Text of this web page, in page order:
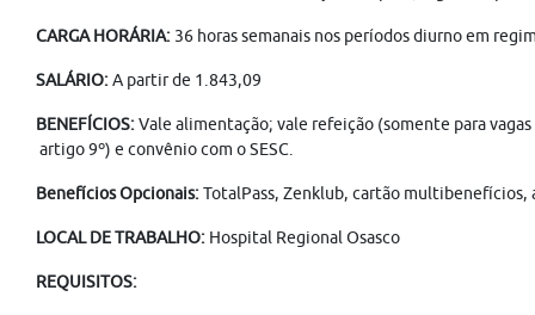
CARGA HORÁRIA: 36 horas semanais nos períodos diurno em
SALÁRIO:A partir de 1.843,09
BENEFÍCIOS:Vale alimentação; vale refeição (somente para
artigo 9º) e convênio com o SESC.
Benefícios Opcionais:TotalPass, Zenklub, cartão multibenefícios,
LOCAL DE TRABALHO: Hospital Regional Osasco
REQUISITOS: